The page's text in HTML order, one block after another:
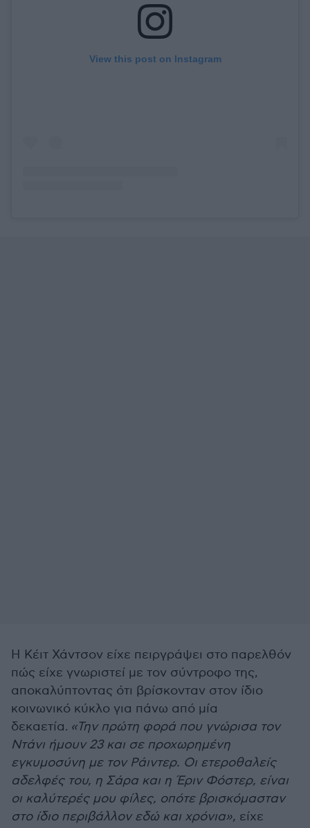
View this post on Instagram
Η Κέιτ Χάντσον είχε πειργράψει στο παρελθόν
πώς είχε γνωριστεί με τον σύντροφο της,
αποκαλύπτοντας ότι βρίσκονταν στον ίδιο
κοινωνικό κύκλο για πάνω από μία
δεκαετία. «Την πρώτη φορά που γνώρισα τον
Ντάνι ήμουν 23 και σε προχωρημένη
εγκυμοσύνη με τον Ράιντερ. Οι ετεροθαλείς
αδελφές του, η Σάρα και η Έριν Φόστερ, είναι
οι καλύτερές μου φίλες, οπότε βρισκόμασταν
στο ίδιο περιβάλλον εδώ και χρόνια», είχε